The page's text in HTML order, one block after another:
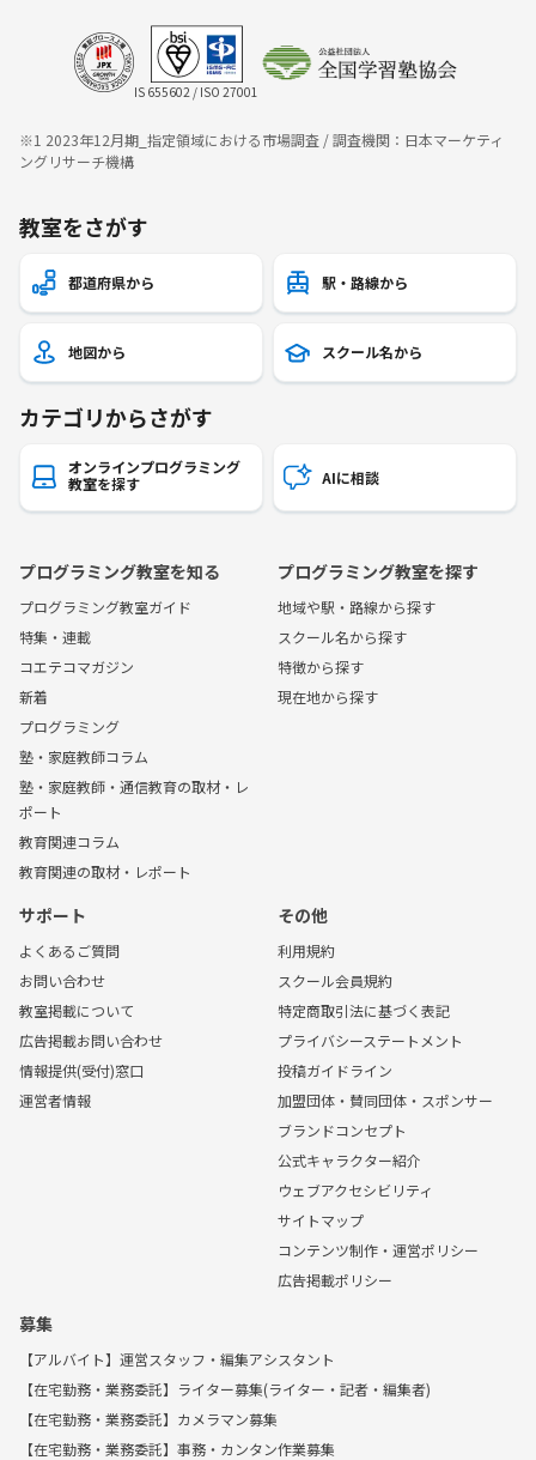
IS 655602 / ISO 27001
※1 2023年12月期_指定領域における市場調査 / 調査機関：日本マーケティ
ングリサーチ機構
教室をさがす
都道府県から 駅・路線から
地図から スクール名から
カテゴリからさがす
オンラインプログラミング
教室を探す
AIに相談
プログラミング教室を知る
プログラミング教室ガイド
特集・連載
コエテコマガジン
新着
プログラミング
塾・家庭教師コラム
塾・家庭教師・通信教育の取材・レ
ポート
教育関連コラム
教育関連の取材・レポート
プログラミング教室を探す
地域や駅・路線から探す
スクール名から探す
特徴から探す
現在地から探す
サポート
よくあるご質問
お問い合わせ
教室掲載について
広告掲載お問い合わせ
情報提供(受付)窓口
運営者情報
その他
利用規約
スクール会員規約
特定商取引法に基づく表記
プライバシーステートメント
投稿ガイドライン
加盟団体・賛同団体・スポンサー
ブランドコンセプト
公式キャラクター紹介
ウェブアクセシビリティ
サイトマップ
コンテンツ制作・運営ポリシー
広告掲載ポリシー
募集
【アルバイト】運営スタッフ・編集アシスタント
【在宅勤務・業務委託】ライター募集(ライター・記者・編集者)
【在宅勤務・業務委託】カメラマン募集
【在宅勤務・業務委託】事務・カンタン作業募集